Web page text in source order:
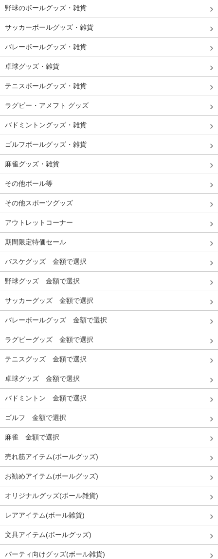
野球のボールグッズ・雑貨
サッカーボールグッズ・雑貨
バレーボールグッズ・雑貨
卓球グッズ・雑貨
テニスボールグッズ・雑貨
ラグビー・アメフト グッズ
バドミントングッズ・雑貨
ゴルフボールグッズ・雑貨
麻雀グッズ・雑貨
その他ボール等
その他スポーツグッズ
アウトレットコーナー
期間限定特価セール
バスケグッズ 金額で選択
野球グッズ 金額で選択
サッカーグッズ 金額で選択
バレーボールグッズ 金額で選択
ラグビーグッズ 金額で選択
テニスグッズ 金額で選択
卓球グッズ 金額で選択
バドミントン 金額で選択
ゴルフ 金額で選択
麻雀 金額で選択
売れ筋アイテム(ボールグッズ)
お勧めアイテム(ボールグッズ)
オリジナルグッズ(ボール雑貨)
レアアイテム(ボール雑貨)
文具アイテム(ボールグッズ)
パーティ向けグッズ(ボール雑貨)